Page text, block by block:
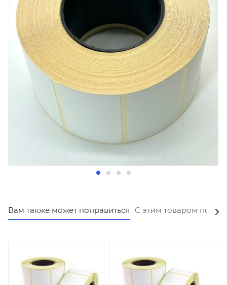
Вам также может понравиться С этим товаром